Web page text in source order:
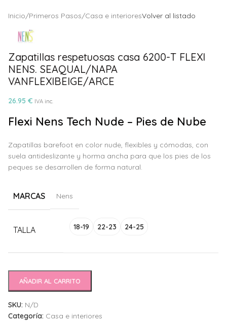
Inicio/Primeros Pasos/Casa e interioresVolver al listado
Zapatillas respetuosas casa 6200-T FLEXI
NENS. SEAQUAL/NAPA
VANFLEXIBEIGE/ARCE
26.95 € IVA inc.
Flexi Nens Tech Nude – Pies de Nube
Zapatillas barefoot en color nude, flexibles y cómodas, con
suela antideslizante y horma ancha para que los pies de los
peques se desarrollen de forma natural.
MARCAS Nens
TALLA 18-19 22-23 24-25
AÑADIR AL CARRITO
SKU: N/D
Categoría: Casa e interiores